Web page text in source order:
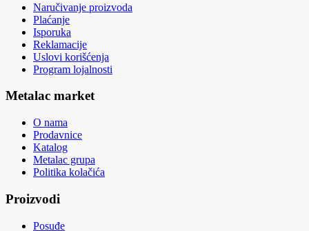
Naručivanje proizvoda
Plaćanje
Isporuka
Reklamacije
Uslovi korišćenja
Program lojalnosti
Metalac market
O nama
Prodavnice
Katalog
Metalac grupa
Politika kolačića
Proizvodi
Posuđe